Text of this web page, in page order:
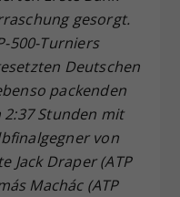
gesorgt.
500-Turniers
Deutschen
packenden
2:37 Stunden mit
von
Jack Draper (ATP
Machác (ATP
Ihre Consent-
anderem eine
ID, für die
Ihrer
falls der
dies eingestellt